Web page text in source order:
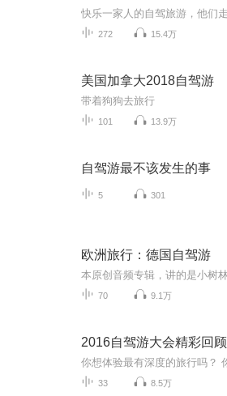
272 15.4万
美国加拿大2018自驾游
带着狗狗去旅行
101 13.9万
自驾游最不该发生的事
5 301
欧洲旅行：德国自驾游
70 9.1万
2016自驾游大会精彩回顾
33 8.5万